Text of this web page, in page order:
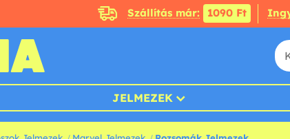
Szállítás már: 1090 Ft
JELMEZEK